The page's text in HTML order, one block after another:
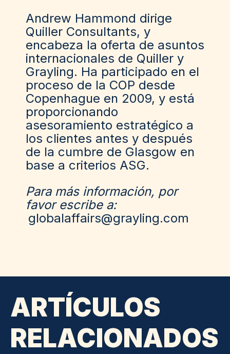
Andrew Hammond dirige
Quiller Consultants, y
encabeza la oferta de asuntos
internacionales de Quiller y
Grayling. Ha participado en el
proceso de la COP desde
Copenhague en 2009, y está
proporcionando
asesoramiento estratégico a
los clientes antes y después
de la cumbre de Glasgow en
base a criterios ASG.
Para más información, por
favor escribe a:
globalaffairs@grayling.com
ARTÍCULOS
RELACIONADOS